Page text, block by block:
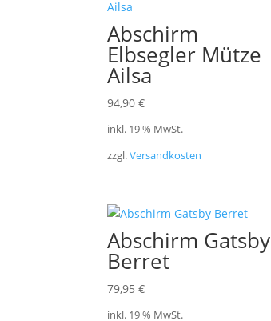
Abschirm
Elbsegler Mütze
Ailsa
94,90€
inkl. 19 % MwSt.
zzgl.Versandkosten
Abschirm Gatsby
Berret
79,95€
inkl. 19 % MwSt.